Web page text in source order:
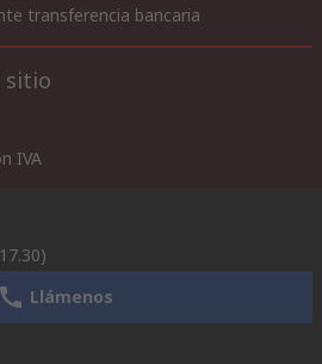
transferencia bancaria
sitio
IVA
Llámenos